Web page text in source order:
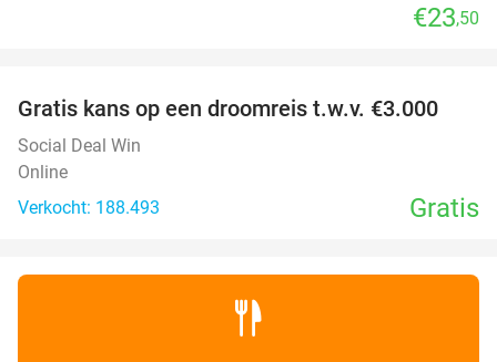
€23,50
Gratis kans op een droomreis t.w.v. €3.000
Social Deal Win
Online
Verkocht: 188.493
Gratis